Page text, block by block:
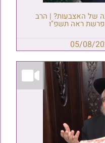
של האצבעות? | הרב
ראה תשפ"ו
05/08/